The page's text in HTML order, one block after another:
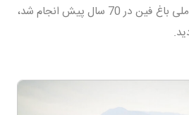
از این که کارهای ثبت اثار ملی باغ فین در 70 سال پیش انجام شد،